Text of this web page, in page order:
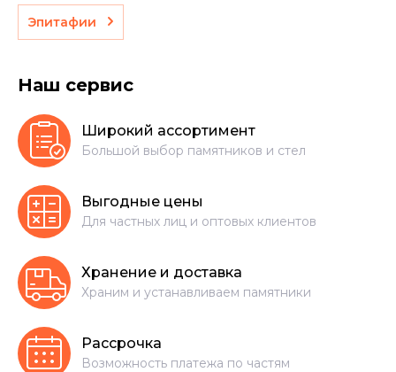
Эпитафии
Наш сервис
Широкий ассортимент
Большой выбор памятников и стел
Выгодные цены
Для частных лиц и оптовых клиентов
Хранение и доставка
Храним и устанавливаем памятники
Рассрочка
Возможность платежа по частям